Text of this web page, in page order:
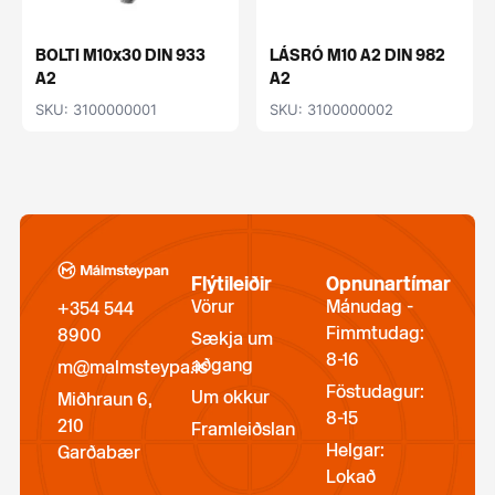
BOLTI M10x30 DIN 933
A2
SKU: 3100000001
LÁSRÓ M10 A2 DIN 982
A2
SKU: 3100000002
+354 544
8900
m@malmsteypa.is
Miðhraun 6,
210
Garðabær
Flýtileiðir
Vörur
Sækja um
aðgang
Um okkur
Framleiðslan
Opnunartímar
Mánudag -
Fimmtudag:
8-16
Föstudagur:
8-15
Helgar:
Lokað